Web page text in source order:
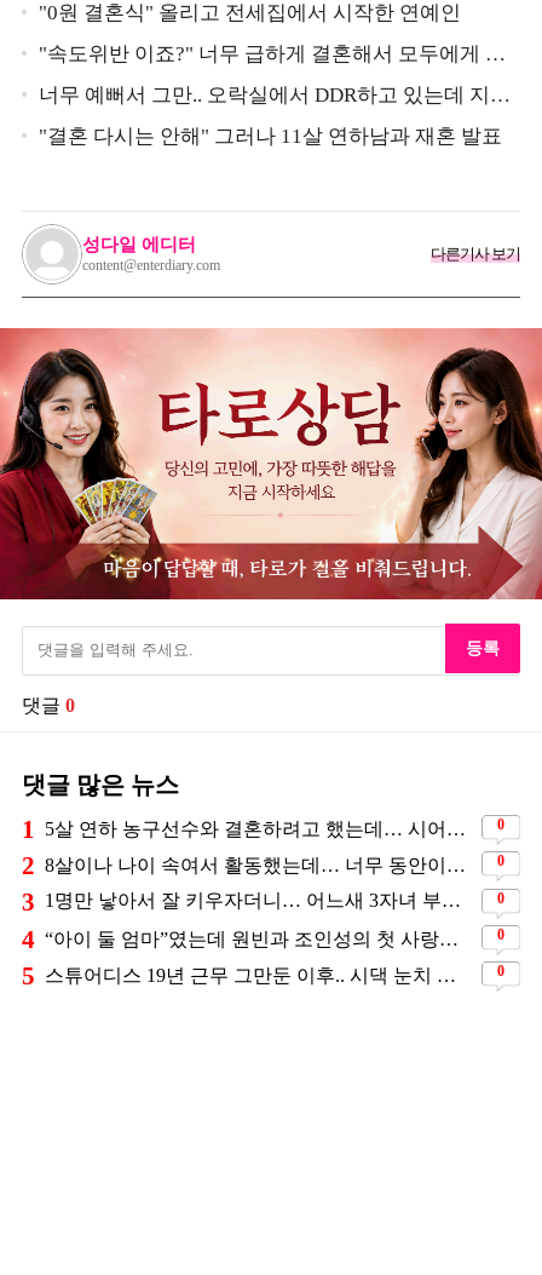
"0원 결혼식" 올리고 전세집에서 시작한 연예인
"속도위반 이죠?" 너무 급하게 결혼해서 모두에게 의
심 받았던 스타
너무 예뻐서 그만.. 오락실에서 DDR하고 있는데 지나
가던 이상민이 캐스팅했다는 연예인
"결혼 다시는 안해" 그러나 11살 연하남과 재혼 발표
성다일 에디터
content@enterdiary.com
다른기사 보기
등록
댓글 0
댓글 많은 뉴스
1 5살 연하 농구선수와 결혼하려고 했는데… 시어머니의 결혼반대에 부딛혔던 아이돌 0
2 8살이나 나이 속여서 활동했는데… 너무 동안이라서 아무도 의심 안 했다는 배우 0
3 1명만 낳아서 잘 키우자더니… 어느새 3자녀 부모 된 스타커플 ❤️ 0
4 “아이 둘 엄마”였는데 원빈과 조인성의 첫 사랑이었던 배우 0
5 스튜어디스 19년 근무 그만둔 이후.. 시댁 눈치 보고 있다는 연예인의 아내 0